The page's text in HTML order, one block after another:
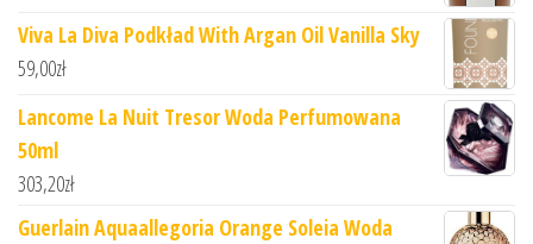
Viva La Diva Podkład With Argan Oil Vanilla Sky
59,00zł
Lancome La Nuit Tresor Woda Perfumowana
50ml
303,20zł
Guerlain Aquaallegoria Orange Soleia Woda